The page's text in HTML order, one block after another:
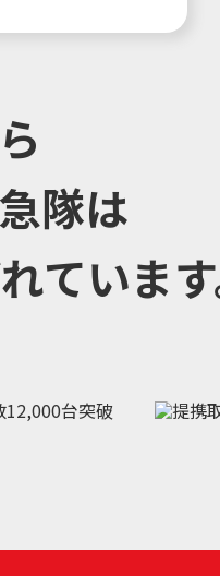
隊は
ていま